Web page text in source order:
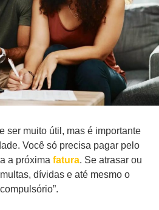
ser muito útil, mas é importante
Você só precisa pagar pelo
a próxima fatura. Se atrasar ou
dívidas e até mesmo o